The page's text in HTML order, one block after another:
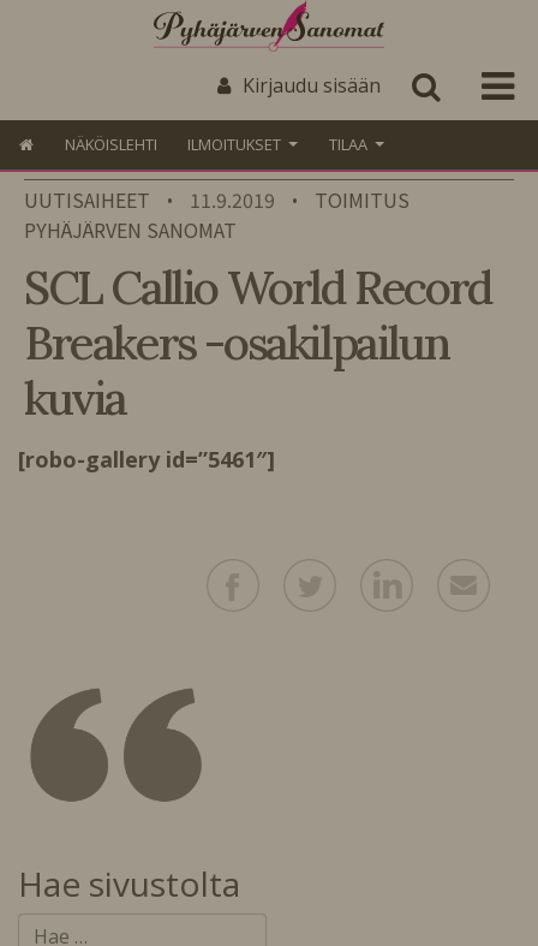
Kirjaudu sisään
NÄKÖISLEHTI ILMOITUKSET TILAA
UUTISAIHEET • 11.9.2019 •
TOIMITUS
PYHÄJÄRVEN SANOMAT
SCL Callio World Record
Breakers -osakilpailun
kuvia
[robo-gallery id=”5461″]
Hae sivustolta